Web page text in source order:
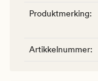
Produktmerking:
Artikkelnummer: